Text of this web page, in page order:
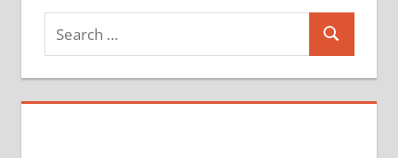
Search
for:
Search